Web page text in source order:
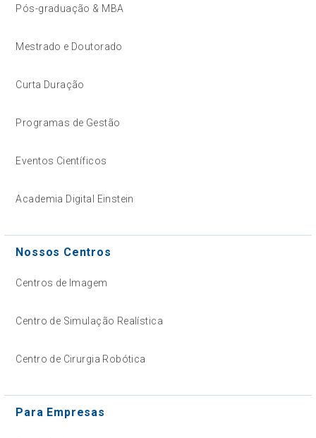
Pós-graduação & MBA
Mestrado e Doutorado
Curta Duração
Programas de Gestão
Eventos Científicos
Academia Digital Einstein
Nossos Centros
Centros de Imagem
Centro de Simulação Realística
Centro de Cirurgia Robótica
Para Empresas